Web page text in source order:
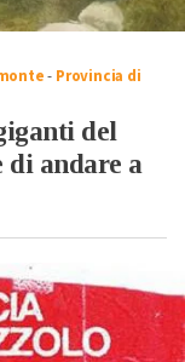
- Provincia di
del
di andare a